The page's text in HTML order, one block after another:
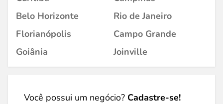
Belo Horizonte
Rio de Janeiro
Florianópolis
Campo Grande
Goiânia
Joinville
Você possui um negócio? Cadastre-se!